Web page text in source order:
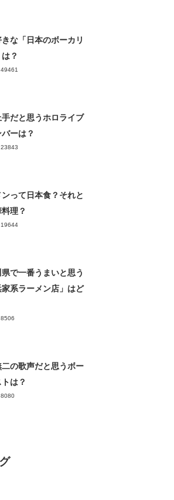
な「日本のボーカリ
？
49461
だと思うホロライブ
ーは？
23843
ンって日本食？それと
理？
19644
で一番うまいと思う
家系ラーメン店」はど
8506
二の歌声だと思うボー
は？
8080